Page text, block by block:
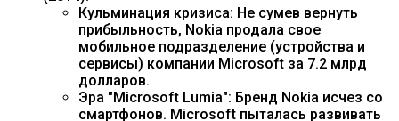
Кульминация кризиса: Не сумев вернуть
прибыльность, Nokia продала свое
мобильное подразделение (устройства и
сервисы) компании Microsoft за 7.2 млрд
долларов.
Эра "Microsoft Lumia": Бренд Nokia исчез со
смартфонов. Microsoft пыталась развивать